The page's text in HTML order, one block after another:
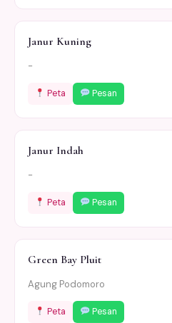
Janur Kuning
-
Peta Pesan
Janur Indah
-
Peta Pesan
Green Bay Pluit
Agung Podomoro
Peta Pesan